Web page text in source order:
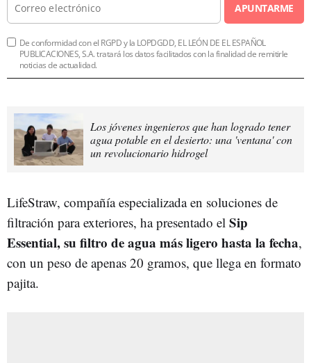
APUNTARME
De conformidad con el RGPD y la LOPDGDD, EL LEÓN DE EL ESPAÑOL
PUBLICACIONES, S.A. tratará los datos facilitados con la finalidad de remitirle
noticias de actualidad.
Los jóvenes ingenieros que han logrado tener
agua potable en el desierto: una 'ventana' con
un revolucionario hidrogel
LifeStraw, compañía especializada en soluciones de
filtración para exteriores, ha presentado el Sip
Essential, su filtro de agua más ligero hasta la fecha,
con un peso de apenas 20 gramos, que llega en formato
pajita.